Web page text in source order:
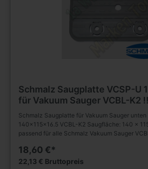
Schmalz Saugplatte VCSP-U
für Vakuum Sauger VCBL-K2
Schmalz Saugplatte für Vakuum Sauger unten VCSP-U
140x115x16.5 VCBL-K2 Saugfläche: 140 x
passend für alle Schmalz Vakuum Sauger
18,60 €*
22,13 € Bruttopreis